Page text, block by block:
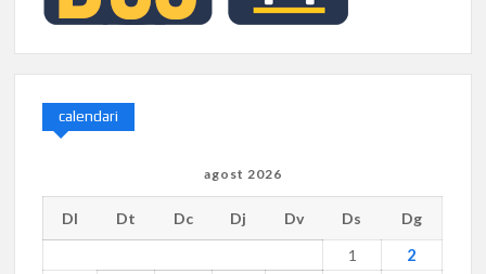
calendari
agost 2026
Dl Dt Dc Dj Dv Ds
Dg
1
2